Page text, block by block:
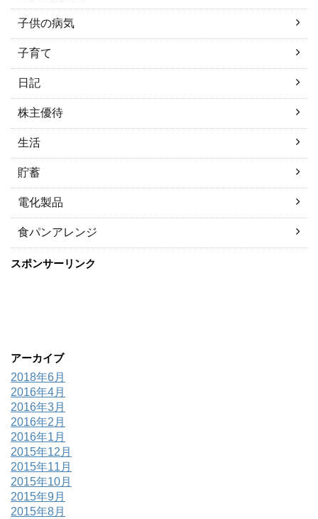
子供の病気
子育て
日記
株主優待
生活
貯蓄
電化製品
食パンアレンジ
スポンサーリンク
アーカイブ
2018年6月
2016年4月
2016年3月
2016年2月
2016年1月
2015年12月
2015年11月
2015年10月
2015年9月
2015年8月